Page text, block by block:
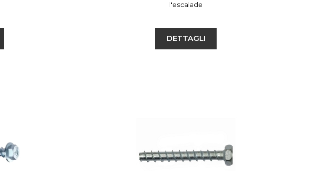
l'escalade
DETTAGLI